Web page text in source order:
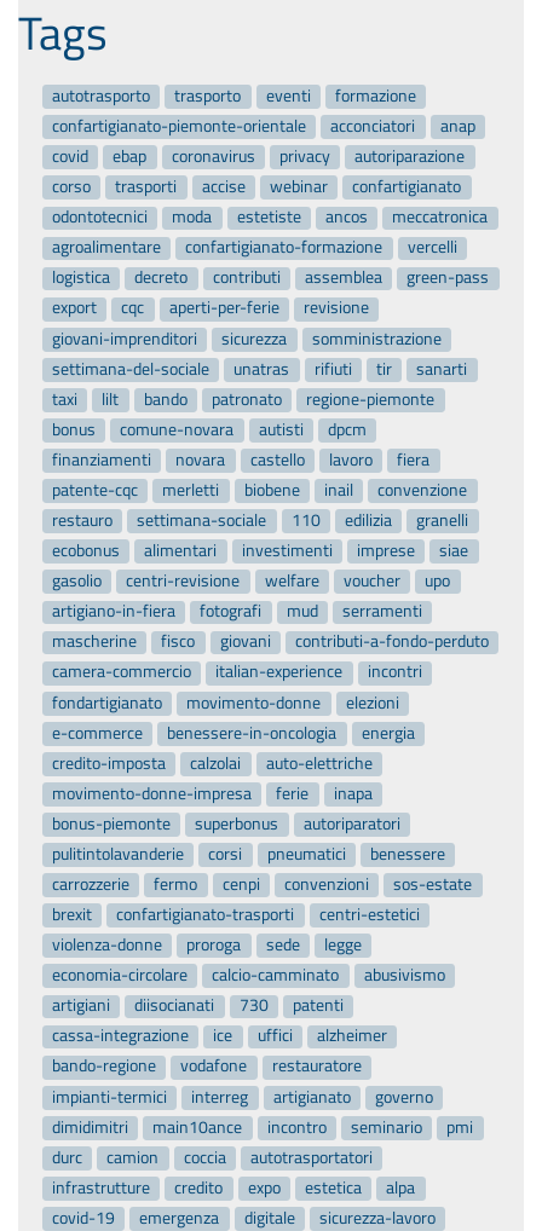
Tags
autotrasporto trasporto eventi
formazione
confartigianato-piemonte-orientale
acconciatori
anap
covid
ebap coronavirus privacy
autoriparazione
corso
trasporti accise webinar
confartigianato
odontotecnici
moda estetiste ancos
meccatronica
agroalimentare
confartigianato-formazione
vercelli
logistica
decreto contributi assemblea
green-pass
export
cqc aperti-per-ferie
revisione
giovani-imprenditori
sicurezza
somministrazione
settimana-del-sociale
unatras rifiuti tir
sanarti
taxi
lilt bando patronato
regione-piemonte
bonus
comune-novara autisti
dpcm
finanziamenti
novara castello lavoro
fiera
patente-cqc
merletti biobene inail
convenzione
restauro
settimana-sociale 110 edilizia
granelli
ecobonus
alimentari investimenti imprese
siae
gasolio
centri-revisione welfare voucher
upo
artigiano-in-fiera
fotografi mud
serramenti
mascherine
fisco giovani
contributi-a-fondo-perduto
camera-commercio
italian-experience
incontri
fondartigianato
movimento-donne
elezioni
e-commerce
benessere-in-oncologia
energia
credito-imposta
calzolai
auto-elettriche
movimento-donne-impresa
ferie
inapa
bonus-piemonte
superbonus
autoriparatori
pulitintolavanderie
corsi pneumatici
benessere
carrozzerie
fermo cenpi convenzioni
sos-estate
brexit
confartigianato-trasporti
centri-estetici
violenza-donne
proroga sede
legge
economia-circolare
calcio-camminato
abusivismo
artigiani
diisocianati 730
patenti
cassa-integrazione
ice uffici
alzheimer
bando-regione
vodafone
restauratore
impianti-termici
interreg artigianato
governo
dimidimitri
main10ance incontro seminario
pmi
durc
camion coccia
autotrasportatori
infrastrutture
credito expo estetica
alpa
covid-19
emergenza digitale
sicurezza-lavoro